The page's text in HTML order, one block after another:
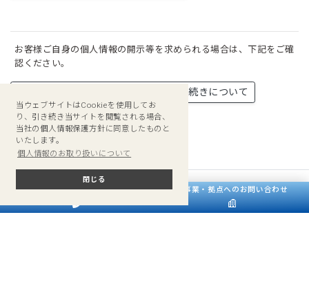
当ウェブサイトはCookieを使用してお
り、引き続き当サイトを閲覧される場合、
当社の個人情報保護方針に同意したものと
いたします。
個人情報のお取り扱いについて
閉じる
お客様ご自身の個人情報の開示等を求められる場合は、下記をご確
認ください。
保有個人データの開示等に関する諸手続きについて
電話をかける 各事業・拠点へのお問い合わせ